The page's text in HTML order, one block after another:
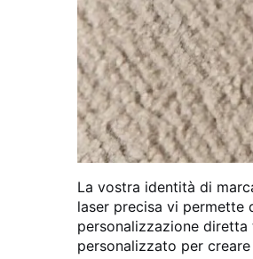
La vostra identità di
laser precisa vi permette
personalizzazione
personalizzato per